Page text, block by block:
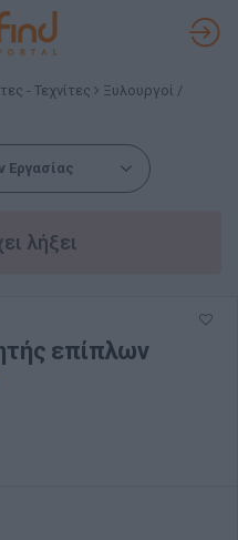
- Τεχνίτες
Ξυλουργοί /
Εργασίας
λήξει
επίπλων